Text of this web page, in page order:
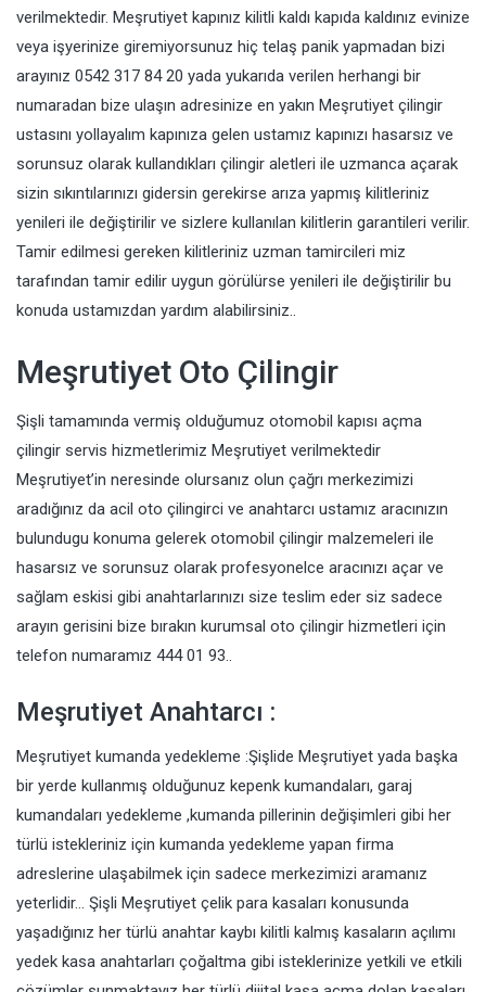
verilmektedir. Meşrutiyet kapınız kilitli kaldı kapıda kaldınız evinize
veya işyerinize giremiyorsunuz hiç telaş panik yapmadan bizi
arayınız 0542 317 84 20 yada yukarıda verilen herhangi bir
numaradan bize ulaşın adresinize en yakın Meşrutiyet çilingir
ustasını yollayalım kapınıza gelen ustamız kapınızı hasarsız ve
sorunsuz olarak kullandıkları çilingir aletleri ile uzmanca açarak
sizin sıkıntılarınızı gidersin gerekirse arıza yapmış kilitleriniz
yenileri ile değiştirilir ve sizlere kullanılan kilitlerin garantileri verilir.
Tamir edilmesi gereken kilitleriniz uzman tamircileri miz
tarafından tamir edilir uygun görülürse yenileri ile değiştirilir bu
konuda ustamızdan yardım alabilirsiniz..
Meşrutiyet Oto Çilingir
Şişli tamamında vermiş olduğumuz otomobil kapısı açma
çilingir servis hizmetlerimiz Meşrutiyet verilmektedir
Meşrutiyet’in neresinde olursanız olun çağrı merkezimizi
aradığınız da acil oto çilingirci ve anahtarcı ustamız aracınızın
bulundugu konuma gelerek otomobil çilingir malzemeleri ile
hasarsız ve sorunsuz olarak profesyonelce aracınızı açar ve
sağlam eskisi gibi anahtarlarınızı size teslim eder siz sadece
arayın gerisini bize bırakın kurumsal oto çilingir hizmetleri için
telefon numaramız 444 01 93..
Meşrutiyet Anahtarcı :
Meşrutiyet kumanda yedekleme :Şişlide Meşrutiyet yada başka
bir yerde kullanmış olduğunuz kepenk kumandaları, garaj
kumandaları yedekleme ,kumanda pillerinin değişimleri gibi her
türlü istekleriniz için kumanda yedekleme yapan firma
adreslerine ulaşabilmek için sadece merkezimizi aramanız
yeterlidir… Şişli Meşrutiyet çelik para kasaları konusunda
yaşadığınız her türlü anahtar kaybı kilitli kalmış kasaların açılımı
yedek kasa anahtarları çoğaltma gibi isteklerinize yetkili ve etkili